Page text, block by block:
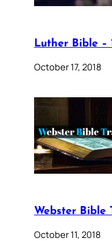
Luther Bible –
October 17, 2018
Webster Bible
October 11, 2018